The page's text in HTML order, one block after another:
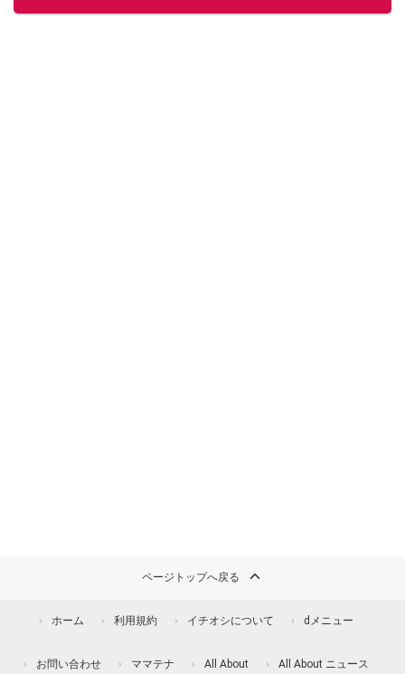
ページトップへ戻る
ホーム 利用規約 イチオシについて dメニュー
お問い合わせ ママテナ All About All About ニュース